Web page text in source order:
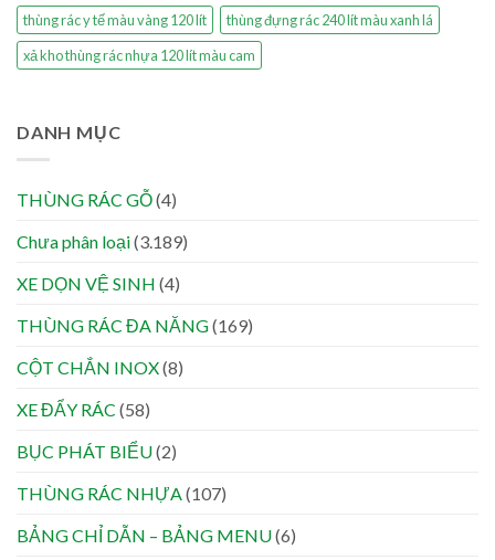
thùng rác y tế màu vàng 120 lít
thùng đựng rác 240 lít màu xanh lá
xả kho thùng rác nhựa 120 lít màu cam
DANH MỤC
THÙNG RÁC GỖ(4)
Chưa phân loại(3.189)
XE DỌN VỆ SINH (4)
THÙNG RÁC ĐA NĂNG(169)
CỘT CHẮN INOX(8)
XE ĐẨY RÁC (58)
BỤC PHÁT BIỂU(2)
THÙNG RÁC NHỰA (107)
BẢNG CHỈ DẪN – BẢNG MENU(6)